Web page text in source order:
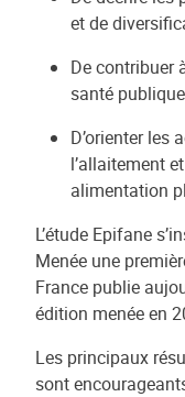
et de
De contribuer
santé publique
D’orienter les
l’allaitement
alimentation
L’étude Epifane
Menée une
France publie
édition menée en
Les principaux
sont